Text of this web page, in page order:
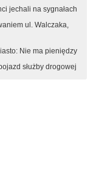
jechali na sygnałach
ul. Walczaka,
Nie ma pieniędzy
służby drogowej